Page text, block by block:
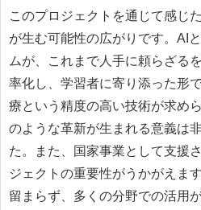
このプロジェクトを通じて感じ
が生む可能性の広がりです。AI
ムが、これまで人手に頼らざる
率化し、学習者に寄り添った形
療という精度の高い技術が求め
のような革新が生まれる意義は
た。また、国家事業として支援
ジェクトの重要性がうかがえま
留まらず、多くの分野での活用